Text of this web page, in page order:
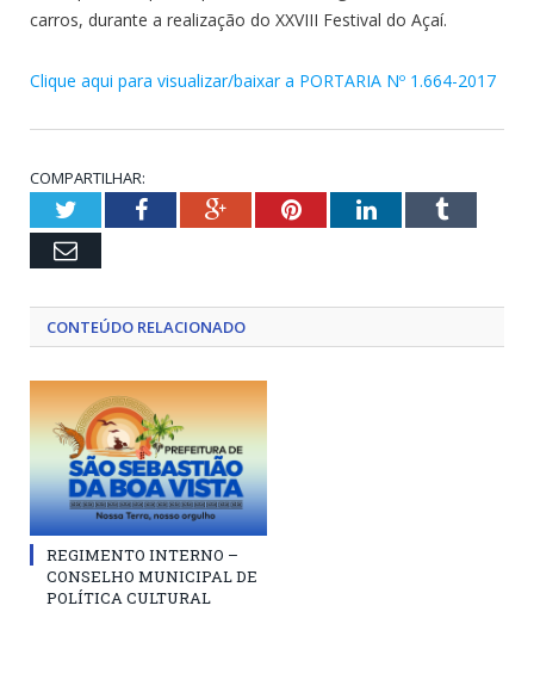
carros, durante a realização do XXVIII Festival do Açaí.
Clique aqui para visualizar/baixar a PORTARIA Nº 1.664-2017
COMPARTILHAR:
TwitterFacebookGoogle+PinterestLinkedInTumblr
Email
CONTEÚDO RELACIONADO
REGIMENTO INTERNO –
CONSELHO MUNICIPAL DE
POLÍTICA CULTURAL